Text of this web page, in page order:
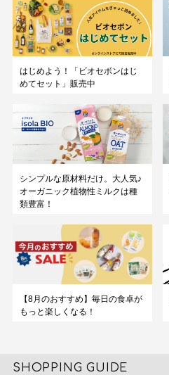
はじめよう！「ビオセボンはじ
めてセット」販売中
シンプルな原材料だけ。大人気♪
オーガニック植物性ミルクは種
類豊富！
【8月のおすすめ】毎日の食卓が
もっと楽しくなる！
SHOPPING GUIDE